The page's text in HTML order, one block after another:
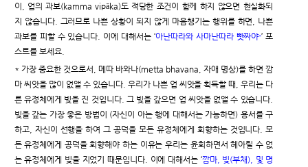
이, 업의 과보(kamma vipāka)도 적당한 조건이 함께 하지 않으면 현실화되
지 않습니다. 그러므로 나쁜 상황이 되지 않게 마음챙기는 행위를 하면, 나쁜
과보를 피할 수 있습니다. 이에 대해서는 ‘아난따라와 사마난따라 빳짜야-’ 포
스트를 보세요.
* 가장 중요한 것으로서, 메따 바와나(metta bhavana, 자애 명상)를 하면 깜
마 씨앗을 많이 없앨 수 있습니다. 우리가 나쁜 업 씨앗을 획득할 때, 우리는 다
른 유정체에게 빚을 진 것입니다. 그 빚을 갚으면 업 씨앗을 없앨 수 있습니다.
빚을 갚는 가장 좋은 방법이 (자신이 아는 행에 대해서는 가능하면) 용서를 구
하고, 자신이 선행을 하여 그 공덕을 모든 유정체에게 회향하는 것입니다. 모
든 유정체에게 공덕을 회향해야 하는 이유는 우리는 윤회하면서 헤아릴 수 없
는 유정체에게 빚을 지었기 때문입니다. 이에 대해서는 ‘깜마, 빚(부채), 및 명